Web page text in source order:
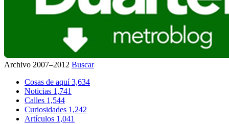
Archivo 2007–2012 Buscar
Cosas de aquí3,634
Noticias 1,741
Calles 1,544
Curiosidades 1,242
Artículos 1,041